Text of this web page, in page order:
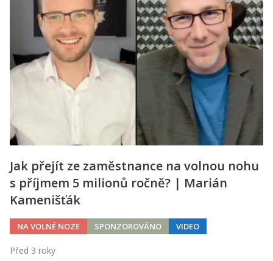
Jak přejít ze zaměstnance na volnou nohu
s příjmem 5 milionů ročně? | Marián
Kamenišťák
NA VOLNÉ NOZE SPONZOROVÁNO VIDEO
Před 3 roky